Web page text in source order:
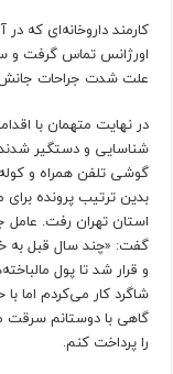
کارمند داروخانه‌ای که
اورژانس تماس گرفت و
علت شدت جراحات جانش
شناسایی و دستگیر
گوشی تلفن همراه و
بدین ترتیب پرونده
استان تهران رفت. عامل
گفت: «چند سال قبل به
و قرار شد تا پول
شاگرد کار می‌کردم اما
گاهی با دوستانم سرقت
را پرداخت کنم.